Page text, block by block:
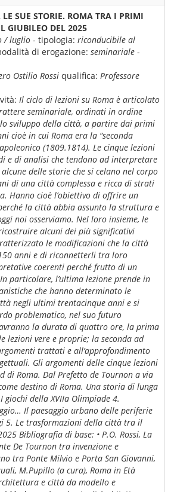
SUE STORIE. ROMA TRA I PRIMI
GIUBILEO DEL 2025
/ luglio - tipologia: riconducibile al
di erogazione: seminariale -
Ostilio Rossi qualifica: Professore
Il ciclo di lezioni su Roma è articolato
seminariale, ordinati in ordine
sviluppo della città, a partire dai primi
cioè in cui Roma era la “seconda
(1809.1814). Le cinque lezioni
e di analisi che tendono ad interpretare
delle storie che si celano nel corpo
di una città complessa e ricca di strati
Hanno cioè l’obiettivo di offrire un
la città abbia assunto la struttura e
noi osserviamo. Nel loro insieme, le
alcuni dei più significativi
le modificazioni che la città
anni e di riconnetterli tra loro
coerenti perché frutto di un
particolare, l’ultima lezione prende in
che hanno determinato le
negli ultimi trentacinque anni e si
problematico, nel suo futuro
la durata di quattro ore, la prima
lezioni vere e proprie; la seconda ad
trattati e all’approfondimento
Gli argomenti delle cinque lezioni
di Roma. Dal Prefetto de Tournon a via
destino di Roma. Una storia di lunga
della XVIIa Olimpiade 4.
Il paesaggio urbano delle periferie
5. Le trasformazioni della città tra il
Bibliografia di base: • P.O. Rossi, La
De Tournon tra invenzione e
tra Ponte Milvio e Porta San Giovanni,
M.Pupillo (a cura), Roma in Età
e città da modello e